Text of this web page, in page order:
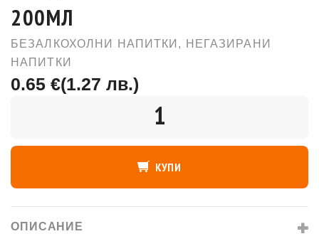
200МЛ
БЕЗАЛКОХОЛНИ НАПИТКИ ,
НЕГАЗИРАНИ
НАПИТКИ
0.65 €(1.27 лв.)
КУПИ
ОПИСАНИЕ